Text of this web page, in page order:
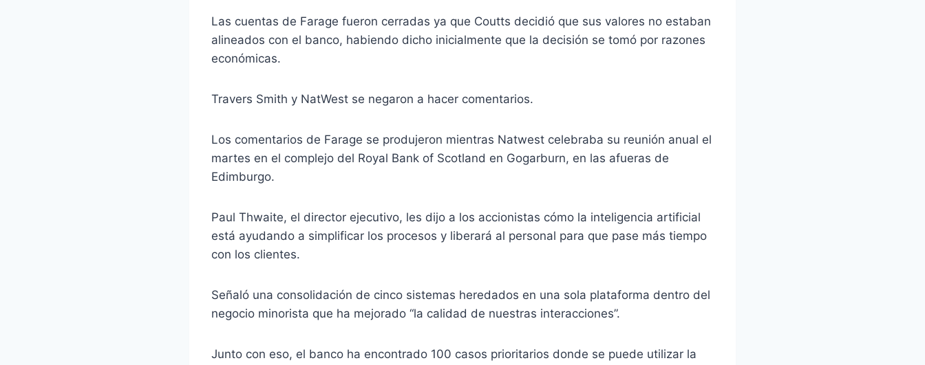
Las cuentas de Farage fueron cerradas ya que Coutts decidió que sus valores no estaban
alineados con el banco, habiendo dicho inicialmente que la decisión se tomó por razones
económicas.
Travers Smith y NatWest se negaron a hacer comentarios.
Los comentarios de Farage se produjeron mientras Natwest celebraba su reunión anual el
martes en el complejo del Royal Bank of Scotland en Gogarburn, en las afueras de
Edimburgo.
Paul Thwaite, el director ejecutivo, les dijo a los accionistas cómo la inteligencia artificial
está ayudando a simplificar los procesos y liberará al personal para que pase más tiempo
con los clientes.
Señaló una consolidación de cinco sistemas heredados en una sola plataforma dentro del
negocio minorista que ha mejorado “la calidad de nuestras interacciones”.
Junto con eso, el banco ha encontrado 100 casos prioritarios donde se puede utilizar la